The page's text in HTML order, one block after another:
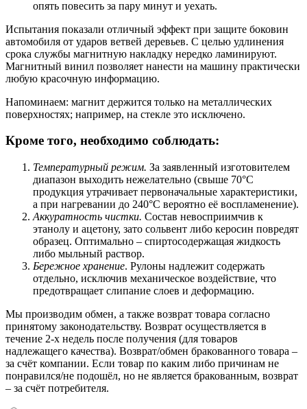
опять повесить за пару минут и уехать.
Испытания показали отличный эффект при защите боковин
автомобиля от ударов ветвей деревьев. С целью удлинения
срока службы магнитную накладку нередко ламинируют.
Магнитный винил позволяет нанести на машину практически
любую красочную информацию.
Напоминаем: магнит держится только на металлических
поверхностях; например, на стекле это исключено.
Кроме того, необходимо соблюдать:
Температурный режим. За заявленный изготовителем
диапазон выходить нежелательно (свыше 70°С
продукция утрачивает первоначальные характеристики,
а при нагревании до 240°С вероятно её воспламенение).
Аккуратность чистки. Состав невосприимчив к
этанолу и ацетону, зато сольвент либо керосин повредят
образец. Оптимально – спиртосодержащая жидкость
либо мыльный раствор.
Бережное хранение. Рулоны надлежит содержать
отдельно, исключив механическое воздействие, что
предотвращает слипание слоев и деформацию.
Мы производим обмен, а также возврат товара согласно
принятому законодательству. Возврат осуществляется в
течение 2-х недель после получения (для товаров
надлежащего качества). Возврат/обмен бракованного товара –
за счёт компании. Если товар по каким либо причинам не
понравился/не подошёл, но не является бракованным, возврат
– за счёт потребителя.